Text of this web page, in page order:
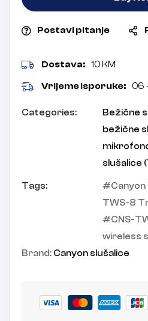
Postavi pitanje
Dostava: 10 KM
Vrijeme isporuke: 06
Categories: Bežične
bežične
slušalice
Tags:
TWS-8
CNS-
wireless
Brand: Canyon slušalice